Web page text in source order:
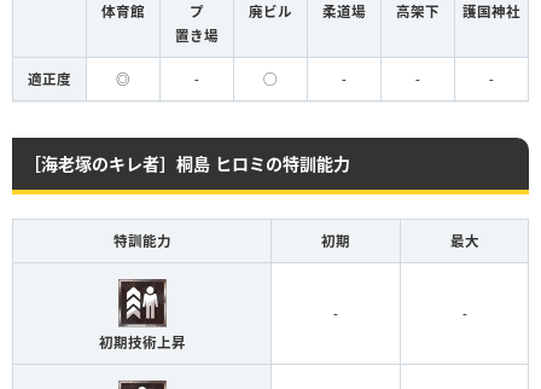
体育館
プ
置き場
廃ビル 柔道場 高架下 護国神社
適正度 ◎ - ◯ - - -
［海老塚のキレ者］桐島 ヒロミの特訓能力
特訓能力 初期 最大
初期技術上昇
- -